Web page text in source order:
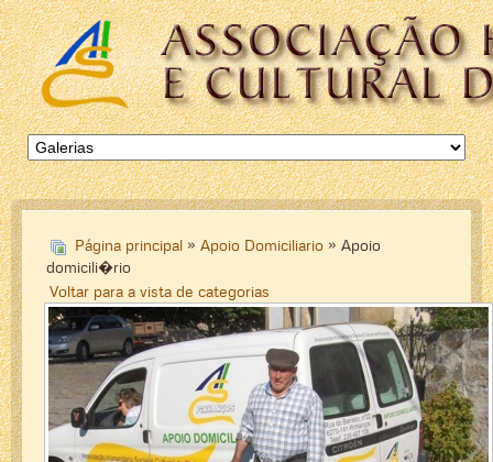
Página principal » Apoio Domiciliario » Apoio
domicili�rio
Voltar para a vista de categorias